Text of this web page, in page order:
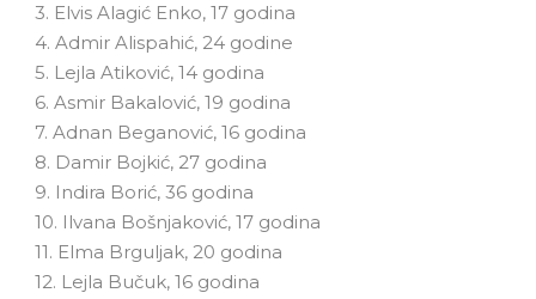
3. Elvis Alagić Enko, 17 godina
4. Admir Alispahić, 24 godine
5. Lejla Atiković, 14 godina
6. Asmir Bakalović, 19 godina
7. Adnan Beganović, 16 godina
8. Damir Bojkić, 27 godina
9. Indira Borić, 36 godina
10. Ilvana Bošnjaković, 17 godina
11. Elma Brguljak, 20 godina
12. Lejla Bučuk, 16 godina